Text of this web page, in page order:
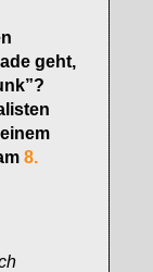
geht,
8.